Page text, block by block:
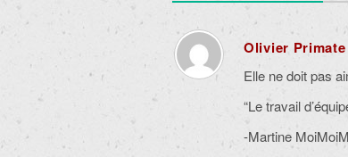
Olivier Primate
Elle ne doit pas
“Le travail
-Martine